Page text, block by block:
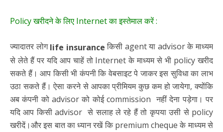
Policy खरीदने के लिए Internet का इस्तेमाल करें :
ज्यादातर लोगlife insuranceकिसी agent या advisor के माध्यम
से लेते हैं पर यदि आप चाहें तो Internet के माध्यम से भी policy खरीद
सकते हैं। आप किसी भी कंपनी कि वेबसाइट पे जाकर इस सुविधा का लाभ
उठा सकते हैं। ऐसा करने से आपका प्रीमियम कुछ कम हो जायेगा, क्योंकि
अब कंपनी को advisor को कोई commission नहीं देना पड़ेगा। पर
यदि आप किसी advisor से सलाह ले रहे हैं तो कृपया उसी से policy
खरीदें।और इस बात का ध्यान रखें कि premium cheque के माध्यम से